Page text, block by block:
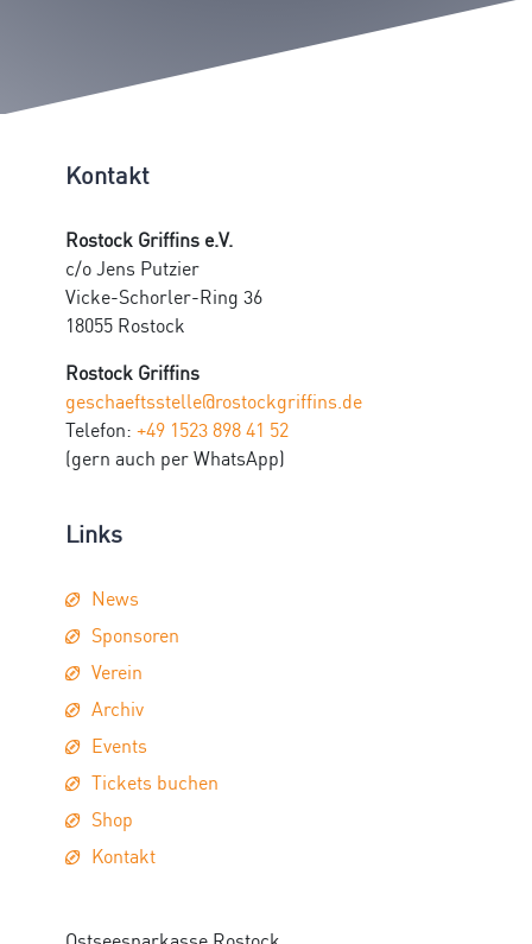
Kontakt
Rostock Griffins e.V.
c/o Jens Putzier
Vicke-Schorler-Ring 36
18055 Rostock
Rostock Griffins
geschaeftsstelle@rostockgriffins.de
Telefon: +49 1523 898 41 52
(gern auch per WhatsApp)
Links
News
Sponsoren
Verein
Archiv
Events
Tickets buchen
Shop
Kontakt